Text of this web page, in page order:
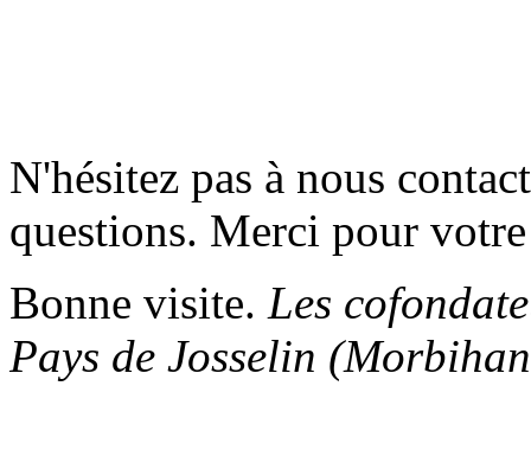
N'hésitez pas à nous
questions. Merci pour
Bonne visite. Les
Pays de Josselin